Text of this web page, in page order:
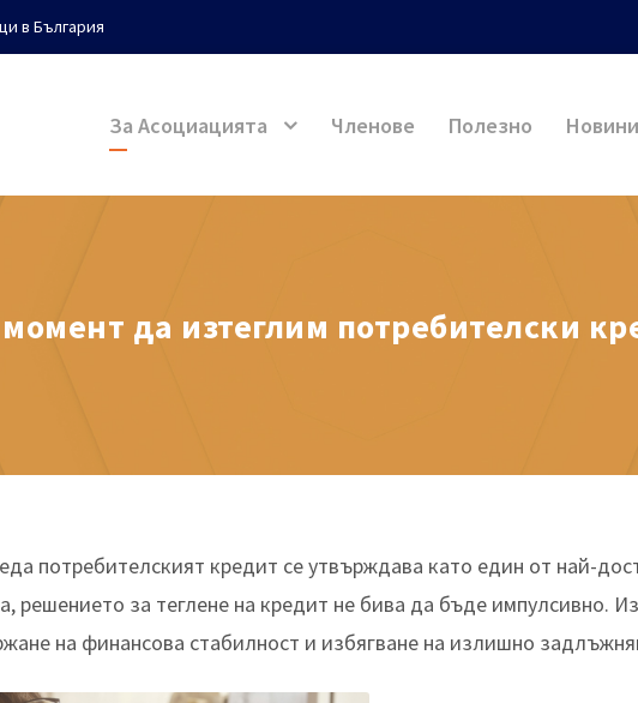
в България
За Асоциацията Членове Полезно Новини
да изтеглим потребителски
потребителският кредит се утвърждава като един от най-
решението за теглене на кредит не бива да бъде импулсивно.
на финансова стабилност и избягване на излишно